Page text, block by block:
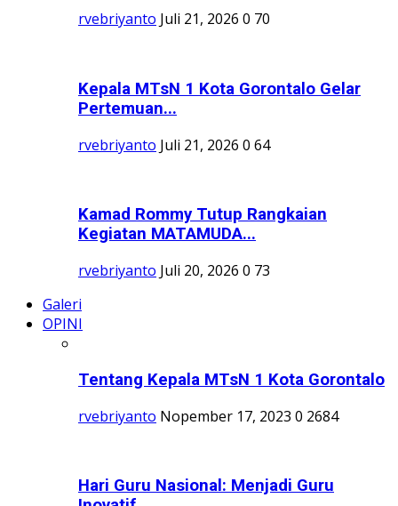
rvebriyanto Juli 21, 2026 0 70
Kepala MTsN 1 Kota Gorontalo Gelar
Pertemuan...
rvebriyanto Juli 21, 2026 0 64
Kamad Rommy Tutup Rangkaian
Kegiatan MATAMUDA...
rvebriyanto Juli 20, 2026 0 73
Galeri
OPINI
Tentang Kepala MTsN 1 Kota Gorontalo
rvebriyanto Nopember 17, 2023 0 2684
Hari Guru Nasional: Menjadi Guru